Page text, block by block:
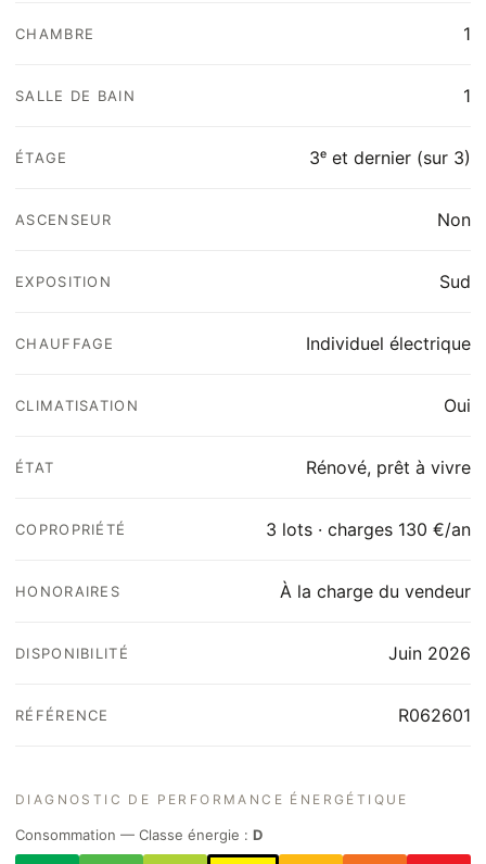
CHAMBRE 1
SALLE DE BAIN 1
ÉTAGE 3ᵉ et dernier (sur 3)
ASCENSEUR Non
EXPOSITION Sud
CHAUFFAGE Individuel électrique
CLIMATISATION Oui
ÉTAT Rénové, prêt à vivre
COPROPRIÉTÉ 3 lots · charges 130 €/an
HONORAIRES À la charge du vendeur
DISPONIBILITÉ Juin 2026
RÉFÉRENCE R062601
DIAGNOSTIC DE PERFORMANCE ÉNERGÉTIQUE
Consommation — Classe énergie : D